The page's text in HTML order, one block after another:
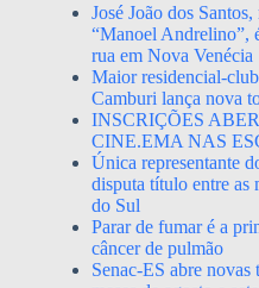
José João dos
“Manoel Andrelino”,
rua em Nova Venécia
Maior residencial-
Camburi lança nova
INSCRIÇÕES
CINE.EMA NAS
Única representante
disputa título entre as
do Sul
Parar de fumar é a
câncer de pulmão
Senac-ES abre novas